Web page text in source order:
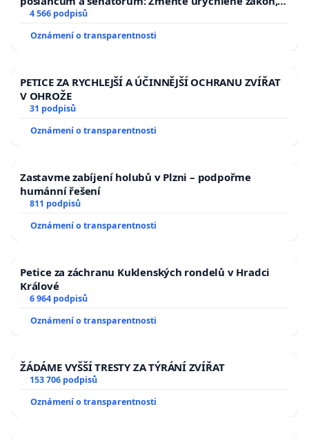
aby se tragédie malé Viktorky už nemohla opakovat!
4 566 podpisů
Oznámení o transparentnosti
PETICE ZA RYCHLEJŠÍ A ÚČINNĚJŠÍ OCHRANU ZVÍŘAT
V OHROŽE
31 podpisů
Oznámení o transparentnosti
Zastavme zabíjení holubů v Plzni – podpořme
humánní řešení
811 podpisů
Oznámení o transparentnosti
Petice za záchranu Kuklenských rondelů v Hradci
Králové
6 964 podpisů
Oznámení o transparentnosti
ŽÁDÁME VYŠŠÍ TRESTY ZA TÝRÁNÍ ZVÍŘAT
153 706 podpisů
Oznámení o transparentnosti